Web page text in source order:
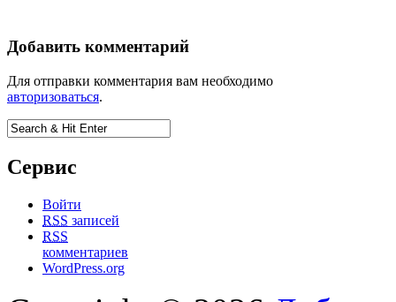
Добавить комментарий
Для отправки комментария вам необходимо
авторизоваться.
Сервис
Войти
RSS записей
RSS
комментариев
WordPress.org